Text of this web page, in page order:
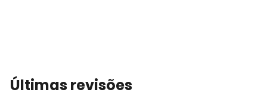
Últimas revisões